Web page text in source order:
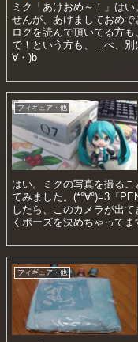
ミク「あけおめ～！」は
せんが、あけましておめ
ログを読んで頂いてる方
で！という方も、…べ、別
∀・)b
フィギュア・他
はい。ミクの写真を撮る
てみました。(*°∀°)=3『
したら、このカメラが出
くポーズを決めちゃって
フィギュア・他